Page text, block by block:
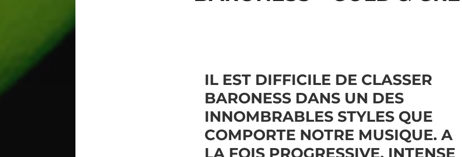
IL EST DIFFICILE DE CLASSER
BARONESS DANS UN DES
INNOMBRABLES STYLES QUE
COMPORTE NOTRE MUSIQUE. A